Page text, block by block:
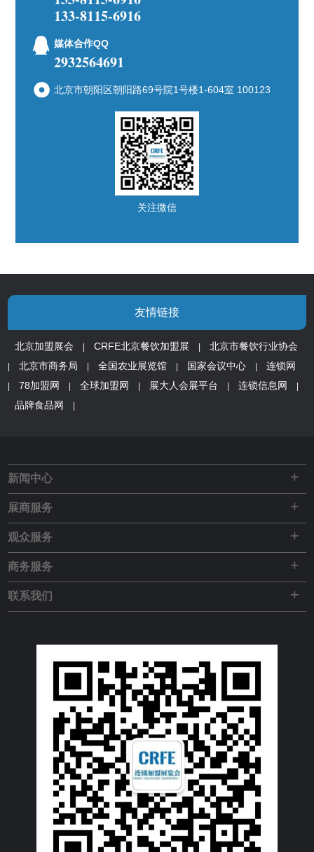
133-8115-6916
媒体合作QQ
2932564691
北京市朝阳区朝阳路69号院1号楼1-604室 100123
关注微信
友情链接
北京加盟展会 CRFE北京餐饮加盟展 北京市餐饮行业协会
北京市商务局 全国农业展览馆 国家会议中心 连锁网
78加盟网 全球加盟网 展大人会展平台 连锁信息网
品牌食品网
新闻中心 +
展商服务 +
观众服务 +
商务服务 +
联系我们 +